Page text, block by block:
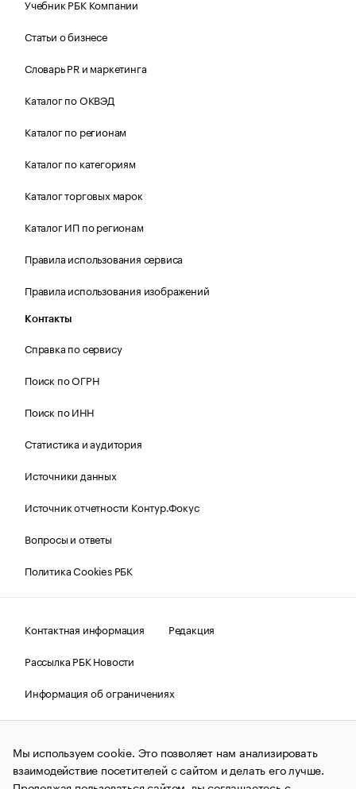
Учебник РБК Компании
Статьи о бизнесе
Словарь PR и маркетинга
Каталог по ОКВЭД
Каталог по регионам
Каталог по категориям
Каталог торговых марок
Каталог ИП по регионам
Правила использования сервиса
Правила использования изображений
Контакты
Справка по сервису
Поиск по ОГРН
Поиск по ИНН
Статистика и аудитория
Источники данных
Источник отчетности Контур.Фокус
Вопросы и ответы
Политика Cookies РБК
Контактная информация
Редакция
Рассылка РБК Новости
Информация об ограничениях
Правовая информация
О соблюдении авторских прав
© АО «РОСБИЗНЕСКОНСАЛТИНГ»,1995–2026.Сообщения
и материалы информационного агентства «РБК»
(зарегистрировано Федеральной службой по надзору в сфере
Мы используем cookie. Это позволяет нам анализировать
взаимодействие посетителей с сайтом и делать его лучше.